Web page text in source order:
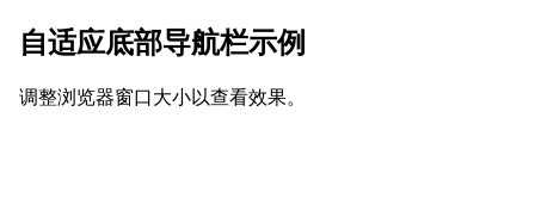
自适应底部导航栏示例
调整浏览器窗口大小以查看效果。